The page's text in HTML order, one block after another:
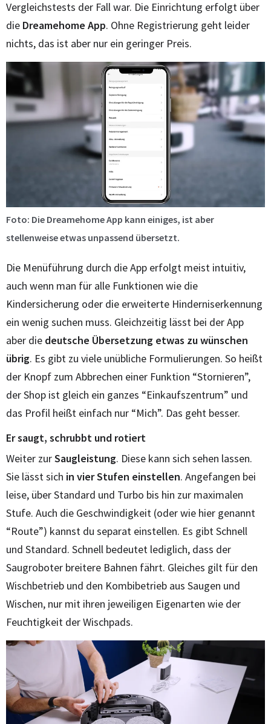
Vergleichstests der Fall war. Die Einrichtung erfolgt über
die Dreamehome App. Ohne Registrierung geht leider
nichts, das ist aber nur ein geringer Preis.
Foto: Die Dreamehome App kann einiges, ist aber
stellenweise etwas unpassend übersetzt.
Die Menüführung durch die App erfolgt meist intuitiv,
auch wenn man für alle Funktionen wie die
Kindersicherung oder die erweiterte Hinderniserkennung
ein wenig suchen muss. Gleichzeitig lässt bei der App
aber die deutsche Übersetzung etwas zu wünschen
übrig. Es gibt zu viele unübliche Formulierungen. So heißt
der Knopf zum Abbrechen einer Funktion “Stornieren”,
der Shop ist gleich ein ganzes “Einkaufszentrum” und
das Profil heißt einfach nur “Mich”. Das geht besser.
Er saugt, schrubbt und rotiert
Weiter zurSaugleistung. Diese kann sich sehen lassen.
Sie lässt sich in vier Stufen einstellen. Angefangen bei
leise, über Standard und Turbo bis hin zur maximalen
Stufe. Auch die Geschwindigkeit (oder wie hier genannt
“Route”) kannst du separat einstellen. Es gibt Schnell
und Standard. Schnell bedeutet lediglich, dass der
Saugroboter breitere Bahnen fährt. Gleiches gilt für den
Wischbetrieb und den Kombibetrieb aus Saugen und
Wischen, nur mit ihren jeweiligen Eigenarten wie der
Feuchtigkeit der Wischpads.